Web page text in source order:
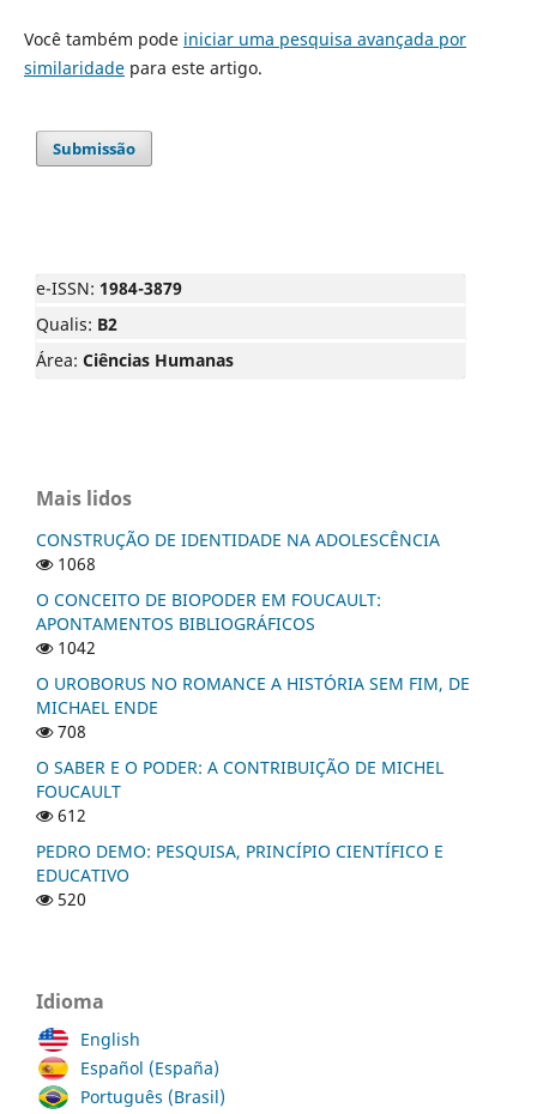
Você também pode iniciar uma pesquisa avançada por
similaridadepara este artigo.
Submissão
e-ISSN: 1984-3879
Qualis: B2
Área: Ciências Humanas
Mais lidos
CONSTRUÇÃO DE IDENTIDADE NA ADOLESCÊNCIA
1068
O CONCEITO DE BIOPODER EM FOUCAULT:
APONTAMENTOS BIBLIOGRÁFICOS
1042
O UROBORUS NO ROMANCE A HISTÓRIA SEM FIM, DE
MICHAEL ENDE
708
O SABER E O PODER: A CONTRIBUIÇÃO DE MICHEL
FOUCAULT
612
PEDRO DEMO: PESQUISA, PRINCÍPIO CIENTÍFICO E
EDUCATIVO
520
Idioma
English
Español (España)
Português (Brasil)